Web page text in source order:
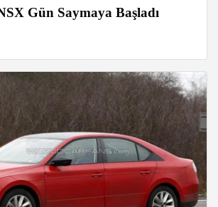
Gün Saymaya Başladı